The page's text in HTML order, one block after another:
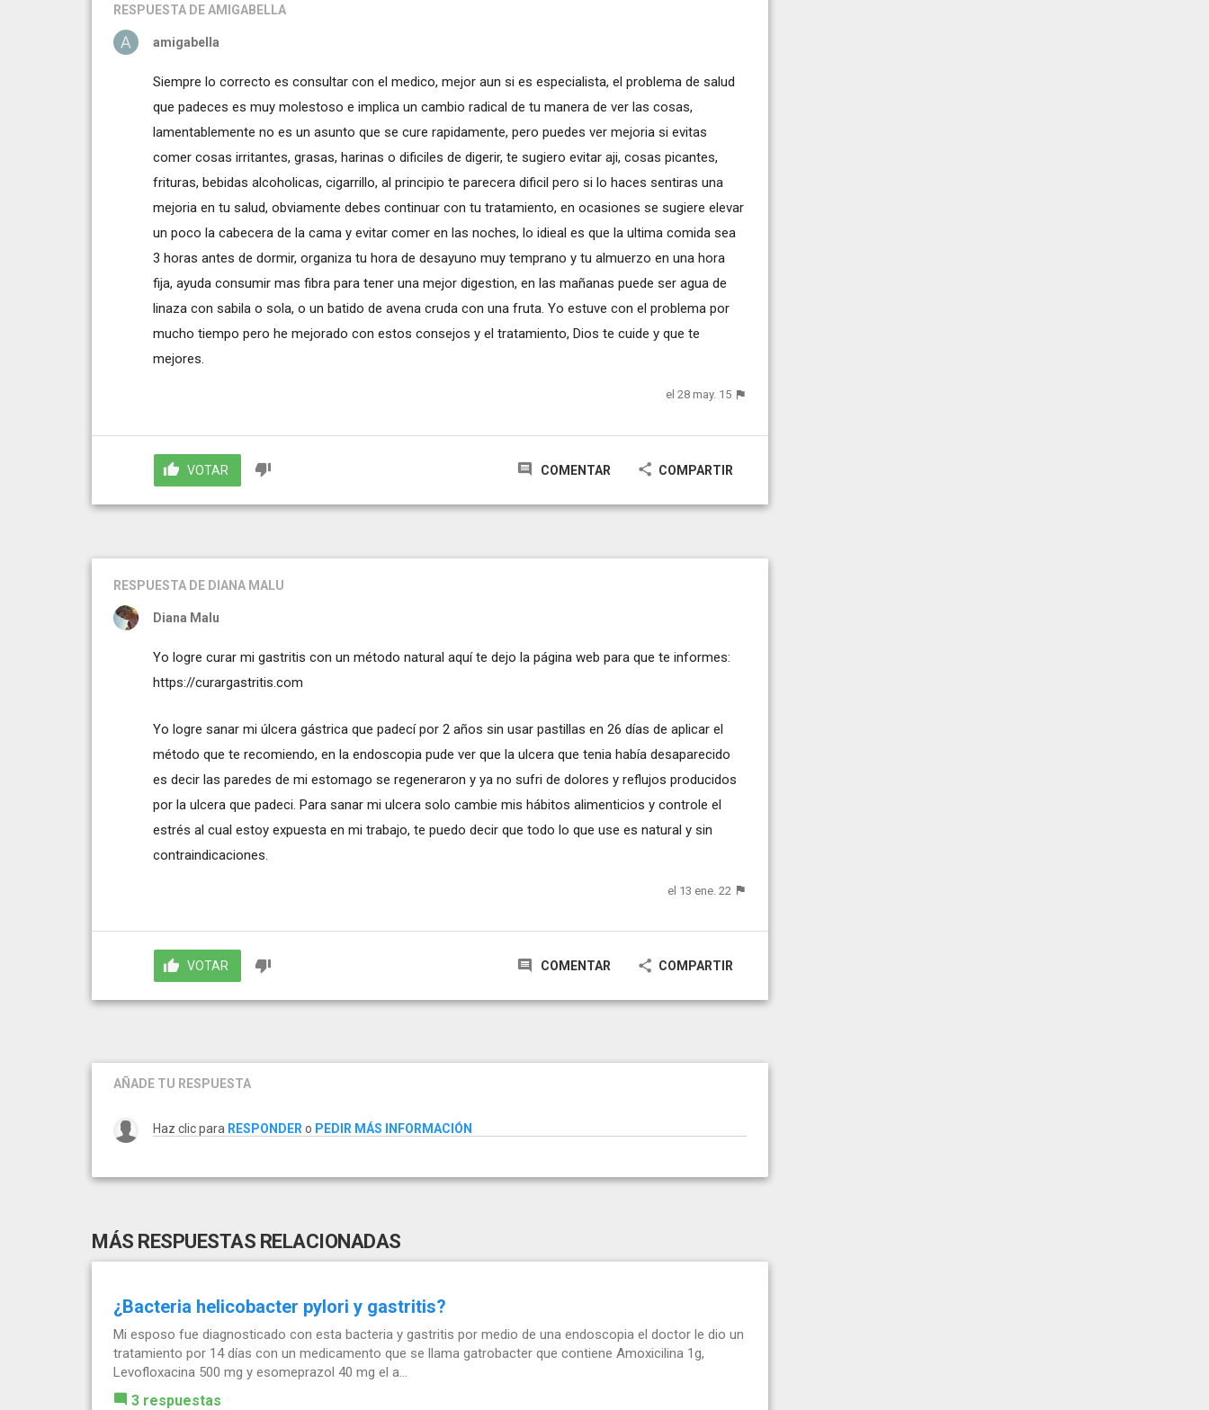
RESPUESTA DE AMIGABELLA
amigabella
Siempre lo correcto es consultar con el medico, mejor aun si es especialista, el problema de salud
que padeces es muy molestoso e implica un cambio radical de tu manera de ver las cosas,
lamentablemente no es un asunto que se cure rapidamente, pero puedes ver mejoria si evitas
comer cosas irritantes, grasas, harinas o dificiles de digerir, te sugiero evitar aji, cosas picantes,
frituras, bebidas alcoholicas, cigarrillo, al principio te parecera dificil pero si lo haces sentiras una
mejoria en tu salud, obviamente debes continuar con tu tratamiento, en ocasiones se sugiere elevar
un poco la cabecera de la cama y evitar comer en las noches, lo idieal es que la ultima comida sea
3 horas antes de dormir, organiza tu hora de desayuno muy temprano y tu almuerzo en una hora
fija, ayuda consumir mas fibra para tener una mejor digestion, en las mañanas puede ser agua de
linaza con sabila o sola, o un batido de avena cruda con una fruta. Yo estuve con el problema por
mucho tiempo pero he mejorado con estos consejos y el tratamiento, Dios te cuide y que te
mejores.
el 28 may. 15
VOTAR COMENTAR COMPARTIR
RESPUESTA DE DIANA MALU
Diana Malu
Yo logre curar mi gastritis con un método natural aquí te dejo la página web para que te informes:
https://curargastritis.com
Yo logre sanar mi úlcera gástrica que padecí por 2 años sin usar pastillas en 26 días de aplicar el
método que te recomiendo, en la endoscopia pude ver que la ulcera que tenia había desaparecido
es decir las paredes de mi estomago se regeneraron y ya no sufri de dolores y reflujos producidos
por la ulcera que padeci. Para sanar mi ulcera solo cambie mis hábitos alimenticios y controle el
estrés al cual estoy expuesta en mi trabajo, te puedo decir que todo lo que use es natural y sin
contraindicaciones.
el 13 ene. 22
VOTAR COMENTAR COMPARTIR
AÑADE TU RESPUESTA
Haz clic para RESPONDER o PEDIR MÁS INFORMACIÓN
MÁS RESPUESTAS RELACIONADAS
¿Bacteria helicobacter pylori y gastritis?
Mi esposo fue diagnosticado con esta bacteria y gastritis por medio de una endoscopia el doctor le dio un
tratamiento por 14 días con un medicamento que se llama gatrobacter que contiene Amoxicilina 1g,
Levofloxacina 500 mg y esomeprazol 40 mg el a...
3 respuestas